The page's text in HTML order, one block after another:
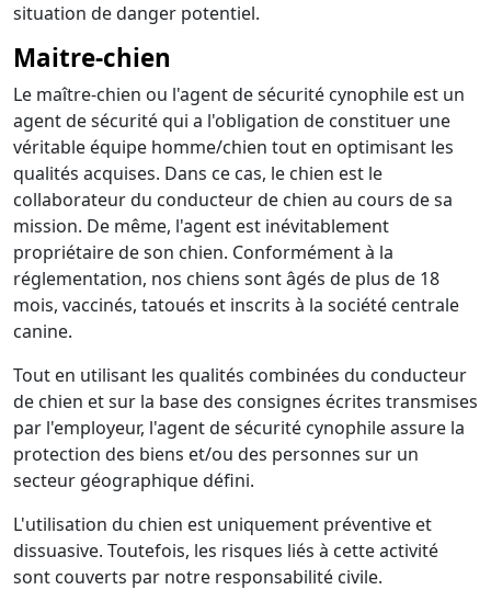
situation de danger potentiel.
Maitre-chien
Le maître-chien ou l'agent de sécurité cynophile est un
agent de sécurité qui a l'obligation de constituer une
véritable équipe homme/chien tout en optimisant les
qualités acquises. Dans ce cas, le chien est le
collaborateur du conducteur de chien au cours de sa
mission. De même, l'agent est inévitablement
propriétaire de son chien. Conformément à la
réglementation, nos chiens sont âgés de plus de 18
mois, vaccinés, tatoués et inscrits à la société centrale
canine.
Tout en utilisant les qualités combinées du conducteur
de chien et sur la base des consignes écrites transmises
par l'employeur, l'agent de sécurité cynophile assure la
protection des biens et/ou des personnes sur un
secteur géographique défini.
L'utilisation du chien est uniquement préventive et
dissuasive. Toutefois, les risques liés à cette activité
sont couverts par notre responsabilité civile.